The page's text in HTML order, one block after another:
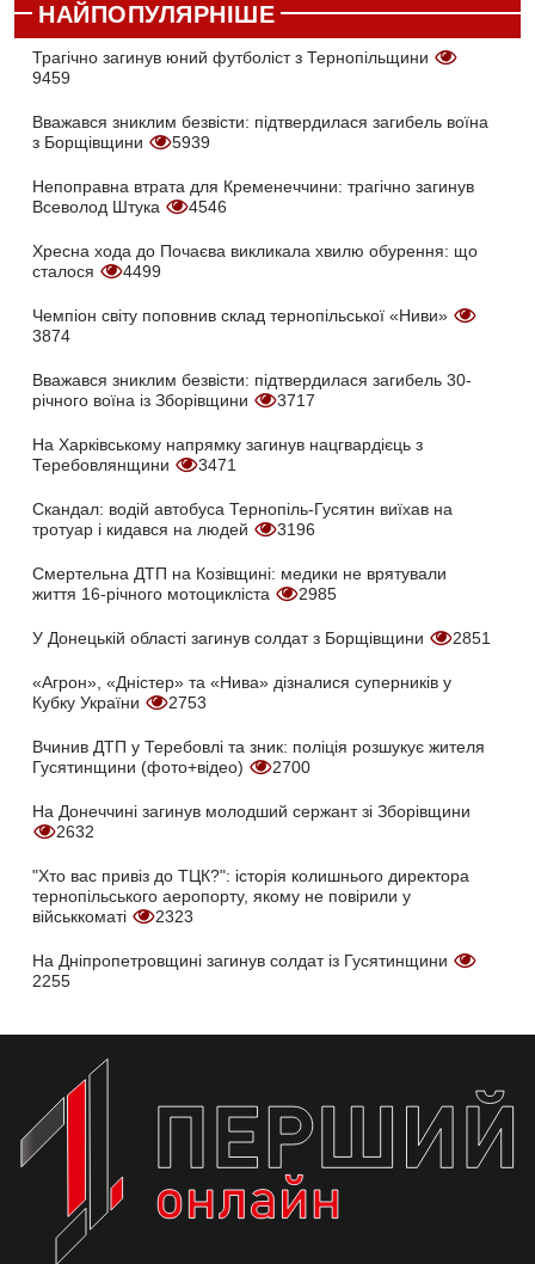
НАЙПОПУЛЯРНІШЕ
Трагічно загинув юний футболіст з Тернопільщини
9459
Вважався зниклим безвісти: підтвердилася загибель воїна
з Борщівщини
5939
Непоправна втрата для Кременеччини: трагічно загинув
Всеволод Штука
4546
Хресна хода до Почаєва викликала хвилю обурення: що
сталося
4499
Чемпіон світу поповнив склад тернопільської «Ниви»
3874
Вважався зниклим безвісти: підтвердилася загибель 30-
річного воїна із Зборівщини
3717
На Харківському напрямку загинув нацгвардієць з
Теребовлянщини
3471
Скандал: водій автобуса Тернопіль-Гусятин виїхав на
тротуар і кидався на людей
3196
Смертельна ДТП на Козівщині: медики не врятували
життя 16-річного мотоцикліста
2985
У Донецькій області загинув солдат з Борщівщини 2851
«Агрон», «Дністер» та «Нива» дізналися суперників у
Кубку України
2753
Вчинив ДТП у Теребовлі та зник: поліція розшукує жителя
Гусятинщини (фото+відео)
2700
На Донеччині загинув молодший сержант зі Зборівщини
2632
"Хто вас привіз до ТЦК?": історія колишнього директора
тернопільського аеропорту, якому не повірили у
військкоматі
2323
На Дніпропетровщині загинув солдат із Гусятинщини
2255